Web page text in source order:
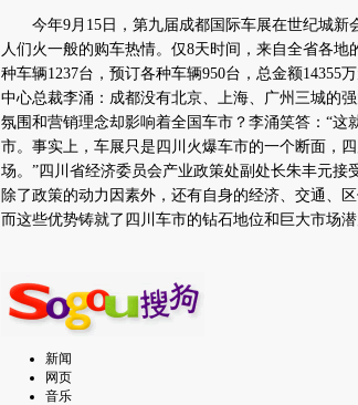
今年9月15日，第九届成都国际车展在世纪城新
人们火一般的购车热情。仅8天时间，来自全省各地
种车辆1237台，预订各种车辆950台，总金额14355
中心总裁李涌：成都没有北京、上海、广州三城的
氛围和营销理念却影响着全国车市？李涌笑答：“这
市。事实上，车展只是四川火爆车市的一个断面，
场。”四川省经济委员会产业政策处副处长朱丰元接
除了政策的动力因素外，还有自身的经济、交通、
而这些优势铸就了四川车市的钻石地位和巨大市场潜
新闻
网页
音乐